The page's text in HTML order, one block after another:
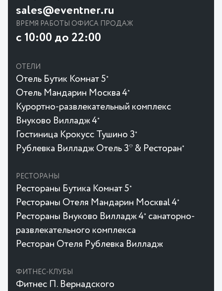
sales@eventner.ru
ВРЕМЯ РАБОТЫ ОФИСА ПРОДАЖ
с 10:00 до 22:00
ОТЕЛИ
Отель Бутик Комнат 5★
Отель Мандарин Москва 4★
Курортно-развлекательный комплекс
Внуково Вилладж 4★
Гостиница Крокусc Тушино 3★
Рублевка Вилладж Отель 3* & Ресторан★
РЕСТОРАНЫ
Рестораны Бутика Комнат 5★
Рестораны Отеля Мандарин Москваl 4★
Рестораны Внуково Вилладж 4★
санаторно-
развлекательного комплекса
Ресторан Отеля Рублевка Вилладж
ФИТНЕС-КЛУБЫ
Фитнес П. Вернадского